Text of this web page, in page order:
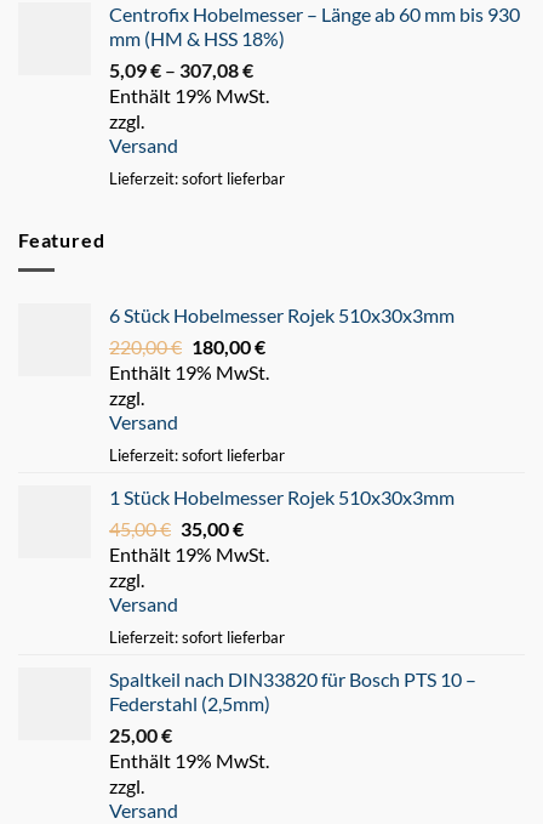
Centrofix Hobelmesser – Länge ab 60 mm bis 930
mm (HM & HSS 18%)
5,09€ – 307,08€
5,09 €
Enthält 19% MwSt.
zzgl.
Versand
Lieferzeit: sofort lieferbar
Featured
6 Stück Hobelmesser Rojek 510x30x3mm
220,00€ Ursprünglicher
Preis
180,00€Aktueller
Preis
Enthält 19% MwSt.
zzgl.
Versand
Lieferzeit: sofort lieferbar
1 Stück Hobelmesser Rojek 510x30x3mm
45,00€ Ursprünglicher
Preis
35,00€Aktueller
Preis
Enthält 19% MwSt.
zzgl.
Versand
Lieferzeit: sofort lieferbar
Spaltkeil nach DIN33820 für Bosch PTS 10 –
Federstahl (2,5mm)
25,00€
Enthält 19% MwSt.
zzgl.
Versand